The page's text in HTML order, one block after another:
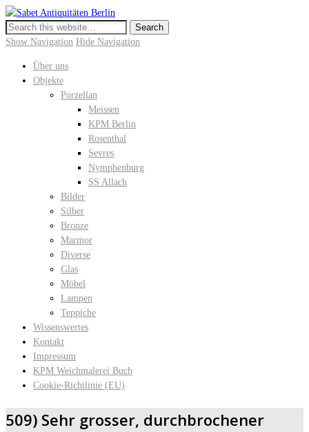
Meissen, KPM Porzellan, Perser- und Chinateppiche I Hochwertige
Antiquitäten in der Keitstrasse 10
Show Navigation Hide Navigation
Über uns
Objekte
Porzellan
Meissen
KPM Berlin
Rosenthal
Sevres
Nymphenburg
SS Allach
Bilder
Silber
Bronze
Marmor
Diverse
Glas
Möbel
Lampen
Teppiche
Wissenswertes
Kontakt
Impressum
KPM Weichmalerei Buch
Cookie-Richtlinie (EU)
509) Sehr grosser, durchbrochener